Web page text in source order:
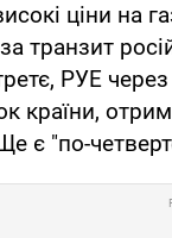
ціни на
транзит
РУЕ через
країни,
є "по-